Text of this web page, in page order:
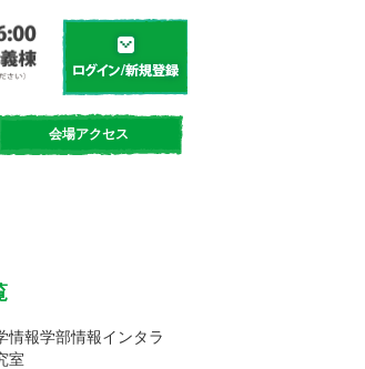
学都「仙台・宮城」サイエンスデイ
会場アクセス
情報学部情報インタラ
室